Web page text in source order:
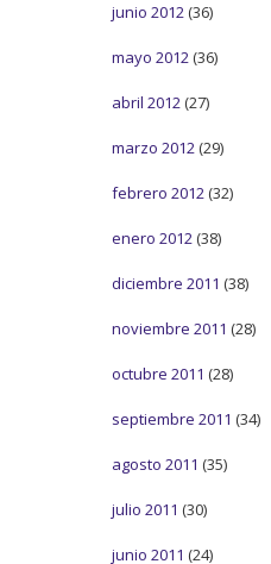
junio 2012 (36)
mayo 2012 (36)
abril 2012 (27)
marzo 2012 (29)
febrero 2012 (32)
enero 2012 (38)
diciembre 2011 (38)
noviembre 2011 (28)
octubre 2011 (28)
septiembre 2011 (34)
agosto 2011 (35)
julio 2011 (30)
junio 2011 (24)